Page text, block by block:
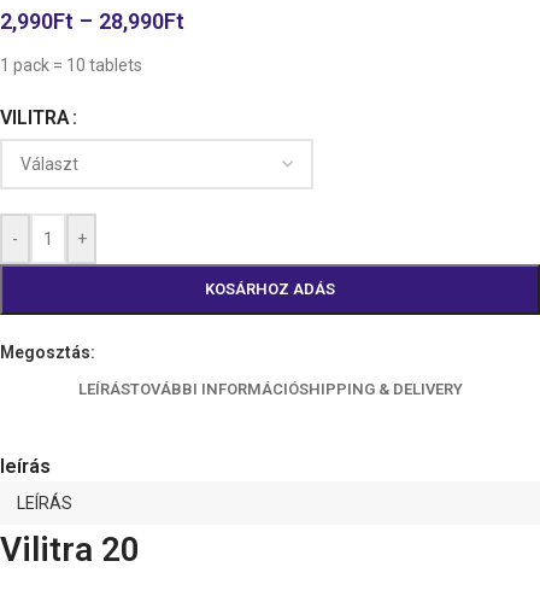
2,990Ft – 28,990Ft
1 pack = 10 tablets
VILITRA
- +
KOSÁRHOZ ADÁS
Megosztás:
LEÍRÁSTOVÁBBI INFORMÁCIÓSHIPPING & DELIVERY
leírás
LEÍRÁS
Vilitra 20